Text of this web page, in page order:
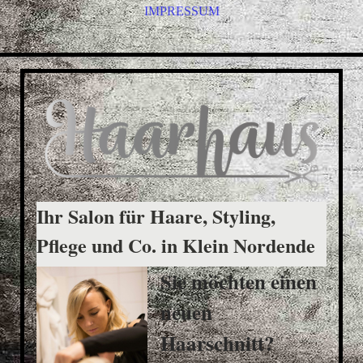
IMPRESSUM
Ihr Salon für Haare, Styling,
Pflege und Co. in Klein Nordende
Sie möchten einen
neuen
Haarschnitt?